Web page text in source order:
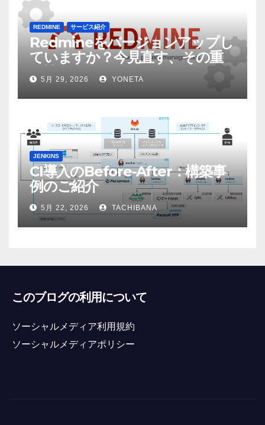
REDMINE サービス紹介
Redmineをバージョンアップし
ていますか？今見直す、その重
要性
5月 29, 2026 YONETA
JENKINS
CI導入のBefore-After：構築事
例のご紹介
5月 22, 2026 TACHIBANA
このブログの利用について
ソーシャルメディア利用規約
ソーシャルメディアポリシー